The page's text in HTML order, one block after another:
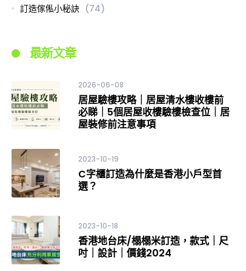
訂造傢俬小秘訣 (74)
最新文章
2026-06-08
居屋驗樓攻略｜居屋清水樓收樓前
必睇｜5個居屋收樓驗樓檢查位｜居
屋裝修前注意事項
2023-10-19
C字櫃訂造為什麼是香港小戶型首
選？
2023-10-18
香港地台床/榻榻米訂造，款式｜尺
吋｜設計｜價錢2024